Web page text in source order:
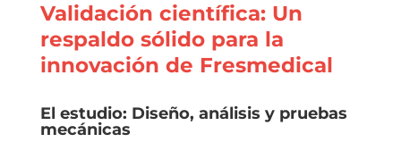
Validación científica: Un
respaldo sólido para la
innovación de Fresmedical
El estudio: Diseño, análisis y pruebas
mecánicas